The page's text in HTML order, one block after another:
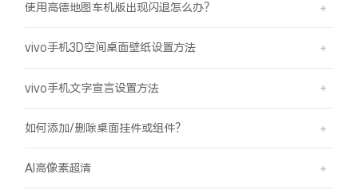
使用高德地图车机版出现闪退怎么办？
vivo手机3D空间桌面壁纸设置方法
vivo手机文字宣言设置方法
如何添加/删除桌面挂件或组件？
AI高像素超清